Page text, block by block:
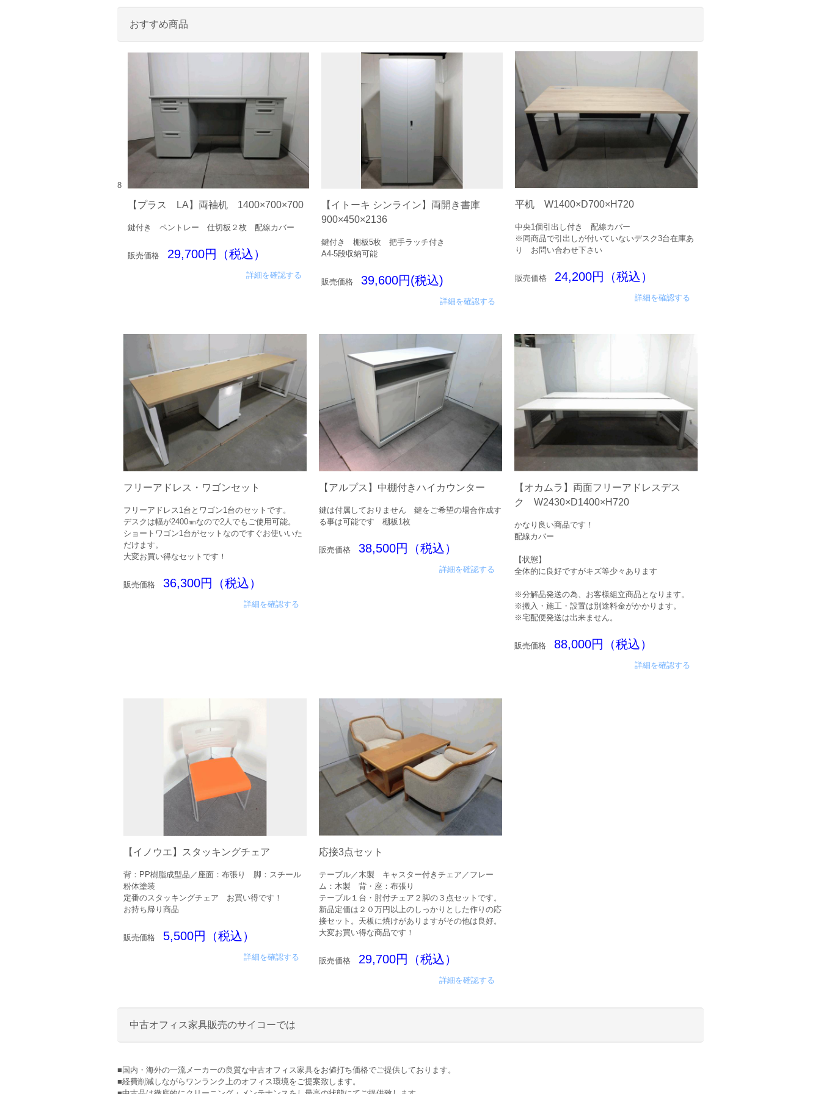
おすすめ商品
8
【プラス LA】両袖机 1400×700×700
鍵付き ペントレー 仕切板２枚 配線カバー
販売価格 29,700円（税込）
詳細を確認する
【イトーキ シンライン】両開き書庫
900×450×2136
鍵付き 棚板5枚 把手ラッチ付き
A4-5段収納可能
販売価格 39,600円(税込)
詳細を確認する
平机 W1400×D700×H720
中央1個引出し付き 配線カバー
※同商品で引出しが付いていないデスク3台在庫あ
り お問い合わせ下さい
販売価格 24,200円（税込）
詳細を確認する
フリーアドレス・ワゴンセット
フリーアドレス1台とワゴン1台のセットです。
デスクは幅が2400㎜なので2人でもご使用可能。
ショートワゴン1台がセットなのですぐお使いいた
だけます。
大変お買い得なセットです！
販売価格 36,300円（税込）
詳細を確認する
【アルプス】中棚付きハイカウンター
鍵は付属しておりません 鍵をご希望の場合作成す
る事は可能です 棚板1枚
販売価格 38,500円（税込）
詳細を確認する
【オカムラ】両面フリーアドレスデス
ク W2430×D1400×H720
かなり良い商品です！
配線カバー
【状態】
全体的に良好ですがキズ等少々あります
※分解品発送の為、お客様組立商品となります。
※搬入・施工・設置は別途料金がかかります。
※宅配便発送は出来ません。
販売価格 88,000円（税込）
詳細を確認する
【イノウエ】スタッキングチェア
背：PP樹脂成型品／座面：布張り 脚：スチール
粉体塗装
定番のスタッキングチェア お買い得です！
お持ち帰り商品
販売価格 5,500円（税込）
詳細を確認する
応接3点セット
テーブル／木製 キャスター付きチェア／フレー
ム：木製 背・座：布張り
テーブル１台・肘付チェア２脚の３点セットです。
新品定価は２０万円以上のしっかりとした作りの応
接セット。天板に焼けがありますがその他は良好。
大変お買い得な商品です！
販売価格 29,700円（税込）
詳細を確認する
中古オフィス家具販売のサイコーでは
■国内・海外の一流メーカーの良質な中古オフィス家具をお値打ち価格でご提供しております。
■経費削減しながらワンランク上のオフィス環境をご提案致します。